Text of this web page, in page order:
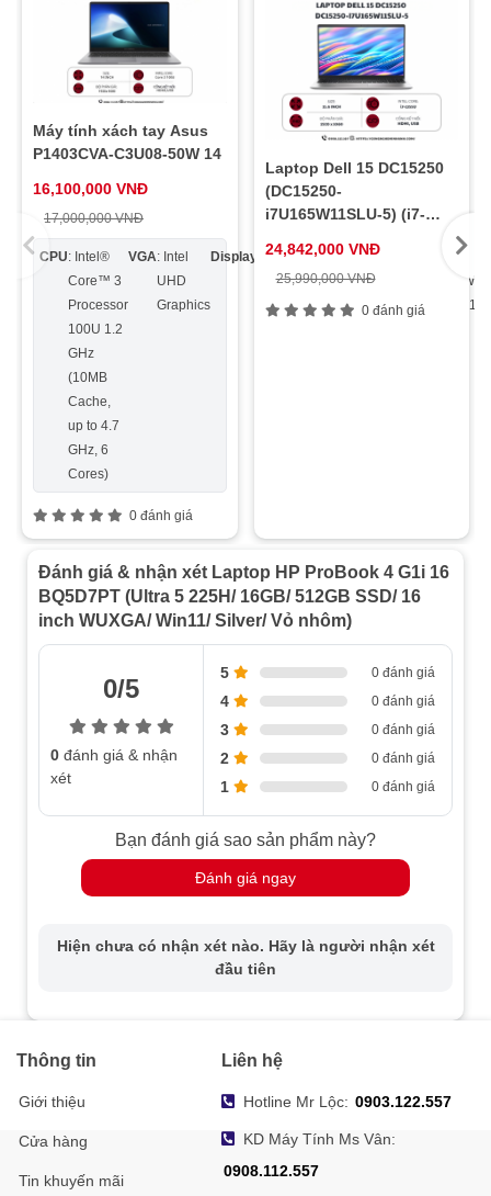
Máy tính xách tay Asus
P1403CVA-C3U08-50W 14
16,100,000 VNĐ
17,000,000 VNĐ
CPU: Intel®
Core™ 3
Processor
100U 1.2
GHz
(10MB
Cache,
up to 4.7
GHz, 6
Cores)
VGA: Intel
UHD
Graphics
Display
: 14.0
inch
FHD
Ram:
DDR5
8GB
Ổ
cứng
2280
OS
11
0 đánh giá
Laptop Dell 15 DC15250
(DC15250-
i7U165W11SLU-5) (i7-
512GB SSD/ Intel UHD
Graphics/ 15.6″ FHD/
Windows 11 Home/
24,842,000 VNĐ
25,990,000 VNĐ
0 đánh giá
Đánh giá & nhận xét Laptop HP ProBook 4 G1i 16
BQ5D7PT (Ultra 5 225H/ 16GB/ 512GB SSD/ 16
inch WUXGA/ Win11/ Silver/ Vỏ nhôm)
0/5
0 đánh giá & nhận
xét
5 0 đánh giá
4 0 đánh giá
3 0 đánh giá
2 0 đánh giá
1 0 đánh giá
Bạn đánh giá sao sản phẩm này?
Đánh giá ngay
Hiện chưa có nhận xét nào. Hãy là người nhận xét
đầu tiên
Thông tin
Giới thiệu
Cửa hàng
Tin khuyến mãi
Liên hệ
Hotline Mr Lộc: 0903.122.557
KD Máy Tính Ms Vân:
0908.112.557